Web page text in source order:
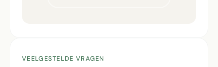
VEELGESTELDE VRAGEN